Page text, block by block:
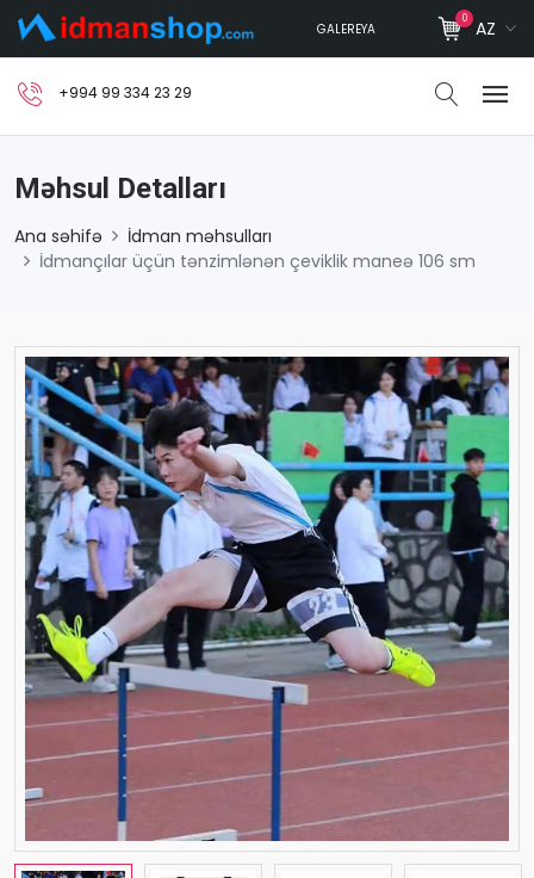
GALEREYA
0 AZ
+994 99 334 23 29
Məhsul Detalları
Ana səhifə
İdman məhsulları
İdmançılar üçün tənzimlənən çeviklik maneə 106 sm